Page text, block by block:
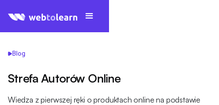
Blog
Strefa Autorów Online
Wiedza z pierwszej ręki o produktach online na podstawie